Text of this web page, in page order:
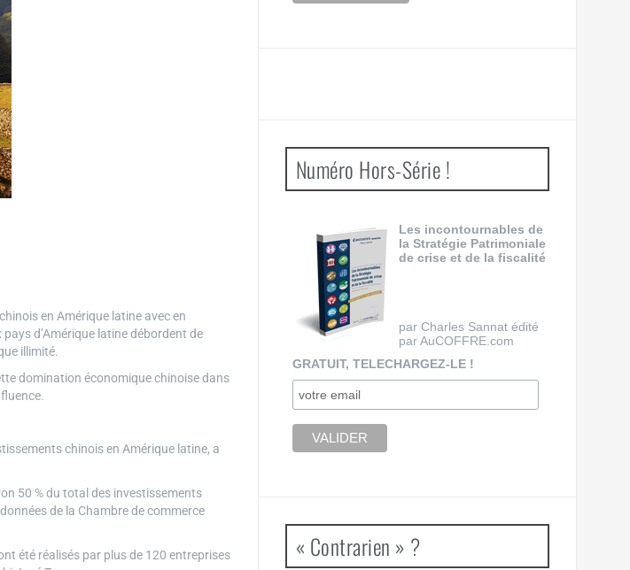
en Amérique latine avec en
d’Amérique latine débordent de
illimité.
domination économique chinoise dans
chinois en Amérique latine, a
50 % du total des investissements
de la Chambre de commerce
été réalisés par plus de 120 entreprises
Numéro Hors-Série !
Les incontournables de
la Stratégie Patrimoniale
de crise et de la fiscalité
par Charles Sannat édité
par AuCOFFRE.com
GRATUIT, TELECHARGEZ-LE !
« Contrarien » ?